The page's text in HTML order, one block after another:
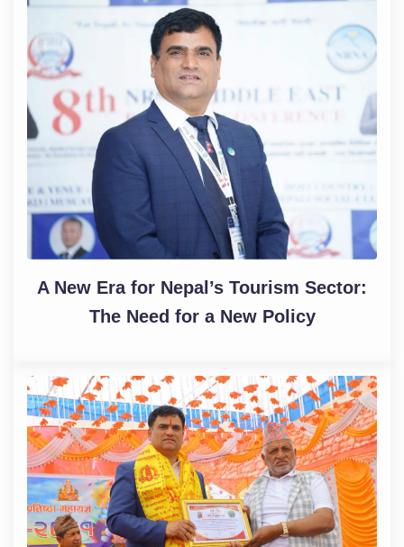
A New Era for Nepal’s Tourism Sector:
The Need for a New Policy